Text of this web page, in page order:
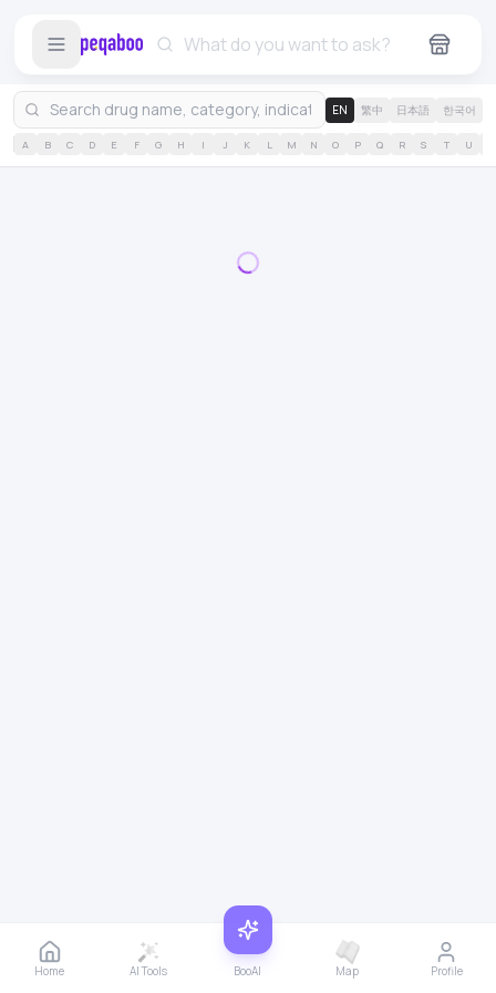
EN 繁中 日本語 한국어
A B C D E F G H I J K L M N O P Q R S T U
Home AI Tools BooAI Map Profile